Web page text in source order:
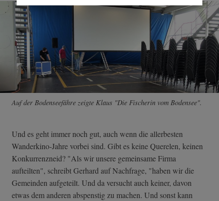
Auf der Bodenseefähre zeigte Klaus "Die Fischerin vom Bodensee".
Und es geht immer noch gut, auch wenn die allerbesten
Wanderkino-Jahre vorbei sind. Gibt es keine Querelen, keinen
Konkurrenzneid? "Als wir unsere gemeinsame Firma
aufteilten", schreibt Gerhard auf Nachfrage, "haben wir die
Gemeinden aufgeteilt. Und da versucht auch keiner, davon
etwas dem anderen abspenstig zu machen. Und sonst kann